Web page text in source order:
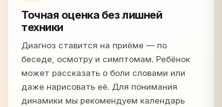
Точная оценка без лишней
техники
Диагноз ставится на приёме — по
беседе, осмотру и симптомам. Ребёнок
может рассказать о боли словами или
даже нарисовать её. Для понимания
динамики мы рекомендуем календарь